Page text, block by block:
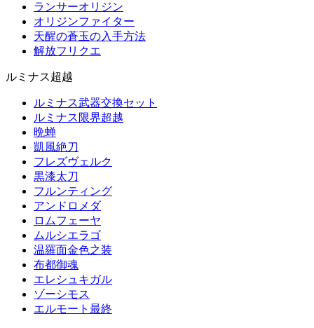
ランサーオリジン
オリジンファイター
天醒の蒼玉の入手方法
解放フリクエ
ルミナス超越
ルミナス武器交換セット
ルミナス限界超越
晩蝉
凱風絶刀
フレズヴェルク
黒漆太刀
フルンティング
アンドロメダ
ロムフェーヤ
ムルシエラゴ
温羅面金色之装
布都御魂
エレシュキガル
ゾーシモス
エルモート最終